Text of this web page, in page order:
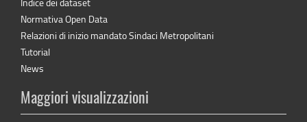
Normativa Open Data
Relazioni di inizio mandato Sindaci Metropolitani
Tutorial
News
Maggiori visualizzazioni